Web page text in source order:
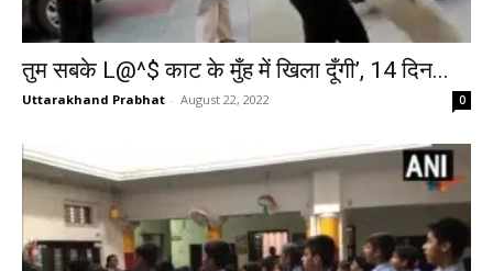
तुम सबके L@^$ काट के मुँह में खिला दूँगी’, 14 दिन...
Uttarakhand Prabhat - August 22, 2022 0